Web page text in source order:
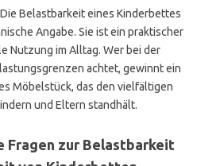
Belastbarkeit eines Kinderbettes
Angabe. Sie ist ein praktischer
Nutzung im Alltag. Wer bei der
achtet, gewinnt ein
Möbelstück, das den vielfältigen
und Eltern standhält.
Fragen zur Belastbarkeit